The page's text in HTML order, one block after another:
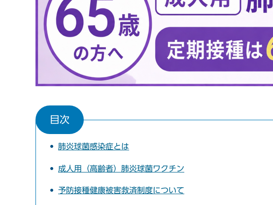
目次
肺炎球菌感染症とは
成人用（高齢者）肺炎球菌ワクチン
予防接種健康被害救済制度について